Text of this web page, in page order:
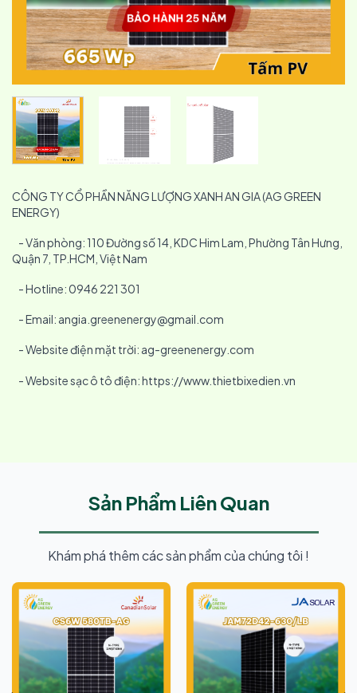
CÔNG TY CỔ PHẦN NĂNG LƯỢNG XANH AN GIA (AG GREEN
ENERGY)
- Văn phòng: 110 Đường số 14, KDC Him Lam, Phường Tân Hưng,
Quận 7, TP.HCM, Việt Nam
- Hotline: 0946 221 301
- Email: angia.greenenergy@gmail.com
- Website điện mặt trời: ag-greenenergy.com
- Website sạc ô tô điện: https://www.thietbixedien.vn
Sản Phẩm Liên Quan
Khám phá thêm các sản phẩm của chúng tôi !